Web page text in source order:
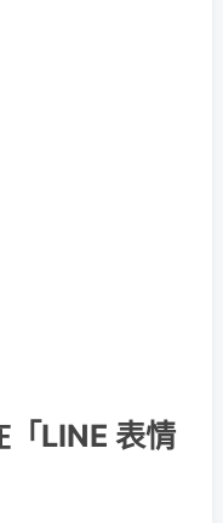
LINE 表情